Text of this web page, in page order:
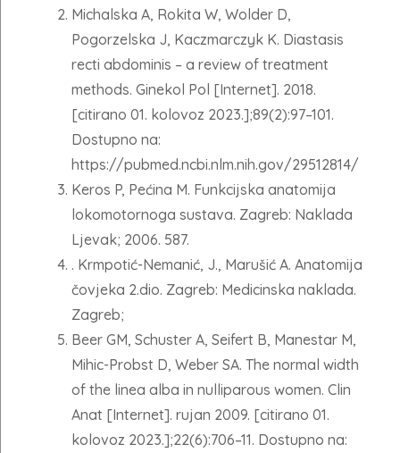
Michalska A, Rokita W, Wolder D,
Pogorzelska J, Kaczmarczyk K. Diastasis
recti abdominis – a review of treatment
methods. Ginekol Pol [Internet]. 2018.
[citirano 01. kolovoz 2023.];89(2):97–101.
Dostupno na:
https://pubmed.ncbi.nlm.nih.gov/29512814/
Keros P, Pećina M. Funkcijska anatomija
lokomotornoga sustava. Zagreb: Naklada
Ljevak; 2006. 587.
. Krmpotić-Nemanić, J., Marušić A. Anatomija
čovjeka 2.dio. Zagreb: Medicinska naklada.
Zagreb;
Beer GM, Schuster A, Seifert B, Manestar M,
Mihic-Probst D, Weber SA. The normal width
of the linea alba in nulliparous women. Clin
Anat [Internet]. rujan 2009. [citirano 01.
kolovoz 2023.];22(6):706–11. Dostupno na: